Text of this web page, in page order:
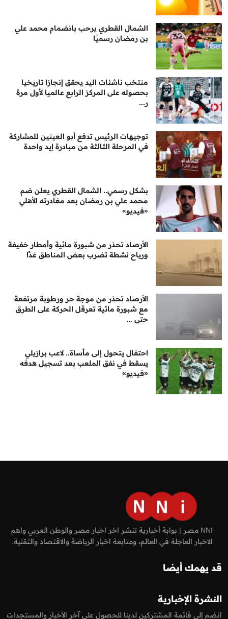
الشمال القطري يرحب بانضمام محمد علي
بن رمضان رسميًا
منتخب ناشئات اليد يحقق إنجازا تاريخيا
بحصوله على المركز الرابع عالميا لأول مرة
ر...
توجيهات الرئيس تدفع أبو العينين للمشاركة
في المرحلة الثالثة من مبادرة إيد واحدة
بشكل رسمي.. الشمال القطري يعلن ضم
محمد علي بن رمضان بعد مغادرته الأهلي
«فيديو»
الأرصاد تحذر من شبورة مائية وأمطار خفيفة
ورياح نشطة تضرب بعض المناطق غدًا
الأرصاد تحذر من موجة حر ورطوبة مرتفعة
مع شبورة مائية تعرقل الحركة على الطرق
حتى ...
احتفال يتحول إلى مأساة.. لاعب برازيلي
يسقط في نفق الملعب بعد تسجيل هدفه
«فيديو»
NNI مصر | بوابة أخبارية تنشر اخر اخبار مصر والوطن العربي واهم
الاخبار العاجلة في العالم، ومتابعة اخبار الرياضة والاقتصاد والتقنية.
قد يهمك أيضا
النشرة الإخبارية
انضم إلى قائمة المشتركين لدينا للحصول على آخر الأخبار والمستجدات